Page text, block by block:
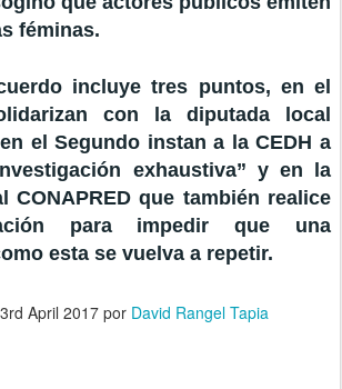
féminas.
incluye tres puntos, en el
con la diputada local
el Segundo instan a la CEDH a
exhaustiva” y en la
CONAPRED que también realice
para impedir que una
esta se vuelva a repetir.
April 2017 por David Rangel Tapia